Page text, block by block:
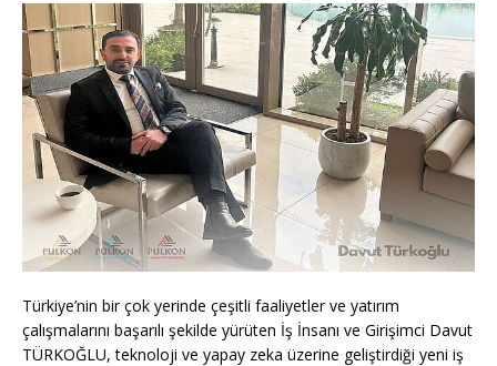
Türkiye’nin bir çok yerinde çeşitli faaliyetler ve yatırım
çalışmalarını başarılı şekilde yürüten İş İnsanı ve Girişimci Davut
TÜRKOĞLU, teknoloji ve yapay zeka üzerine geliştirdiği yeni iş